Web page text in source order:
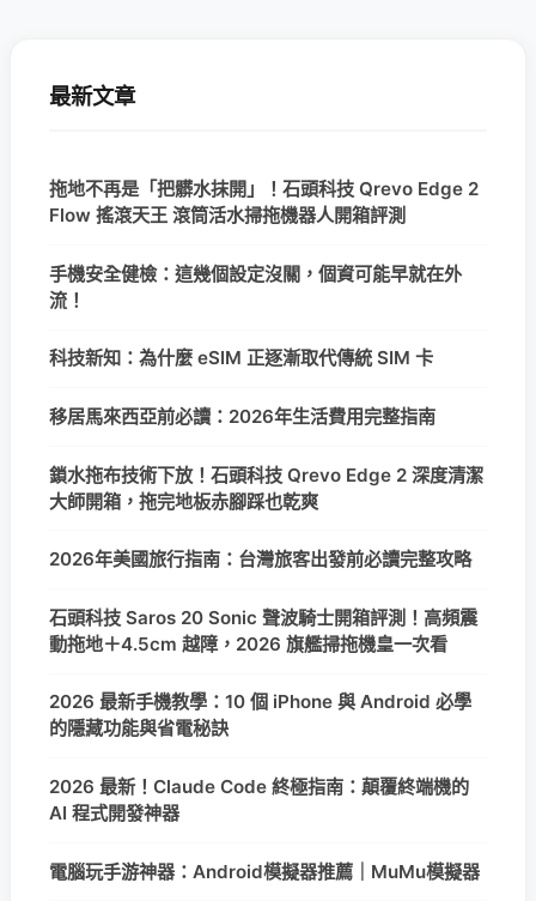
最新文章
拖地不再是「把髒水抹開」！石頭科技 Qrevo Edge 2
Flow 搖滾天王 滾筒活水掃拖機器人開箱評測
手機安全健檢：這幾個設定沒關，個資可能早就在外
流！
科技新知：為什麼 eSIM 正逐漸取代傳統 SIM 卡
移居馬來西亞前必讀：2026年生活費用完整指南
鎖水拖布技術下放！石頭科技 Qrevo Edge 2 深度清潔
大師開箱，拖完地板赤腳踩也乾爽
2026年美國旅行指南：台灣旅客出發前必讀完整攻略
石頭科技 Saros 20 Sonic 聲波騎士開箱評測！高頻震
動拖地＋4.5cm 越障，2026 旗艦掃拖機皇一次看
2026 最新手機教學：10 個 iPhone 與 Android 必學
的隱藏功能與省電秘訣
2026 最新！Claude Code 終極指南：顛覆終端機的
AI 程式開發神器
電腦玩手游神器：Android模擬器推薦｜MuMu模擬器